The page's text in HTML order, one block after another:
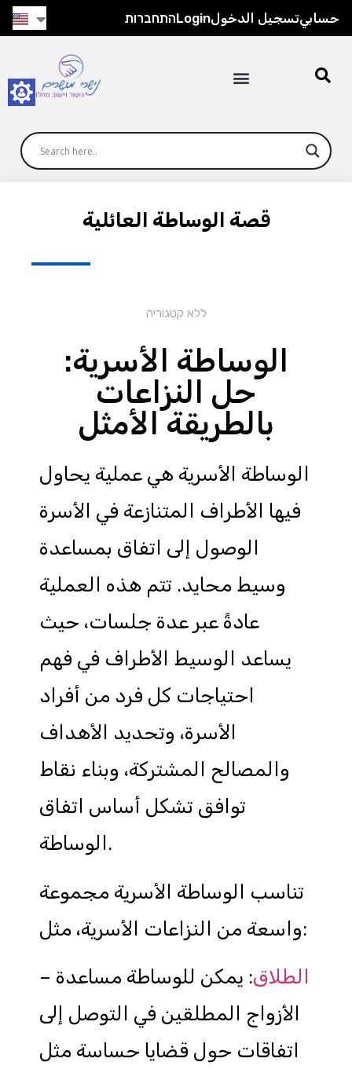
התחברותLoginتسجيل الدخولحسابي
قصة الوساطة العائلية
ללא קטגוריה
الوساطة الأسرية:
حل النزاعات
بالطريقة الأمثل
الوساطة الأسرية هي عملية يحاول
فيها الأطراف المتنازعة في الأسرة
الوصول إلى اتفاق بمساعدة
وسيط محايد. تتم هذه العملية
عادةً عبر عدة جلسات، حيث
يساعد الوسيط الأطراف في فهم
احتياجات كل فرد من أفراد
الأسرة، وتحديد الأهداف
والمصالح المشتركة، وبناء نقاط
توافق تشكل أساس اتفاق
الوساطة.
تناسب الوساطة الأسرية مجموعة
واسعة من النزاعات الأسرية، مثل:
– الطلاق: يمكن للوساطة مساعدة
الأزواج المطلقين في التوصل إلى
اتفاقات حول قضايا حساسة مثل